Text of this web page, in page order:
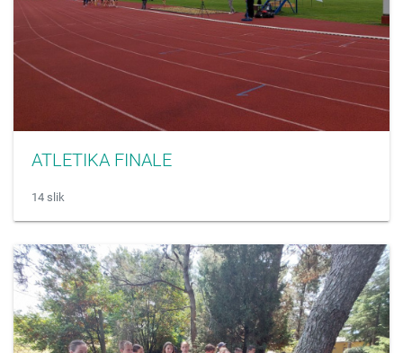
ATLETIKA FINALE
14 slik